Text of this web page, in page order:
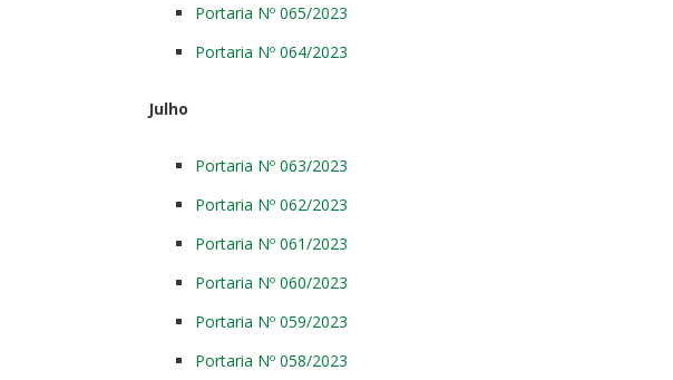
Portaria Nº 065/2023
Portaria Nº 064/2023
Julho
Portaria Nº 063/2023
Portaria Nº 062/2023
Portaria Nº 061/2023
Portaria Nº 060/2023
Portaria Nº 059/2023
Portaria Nº 058/2023